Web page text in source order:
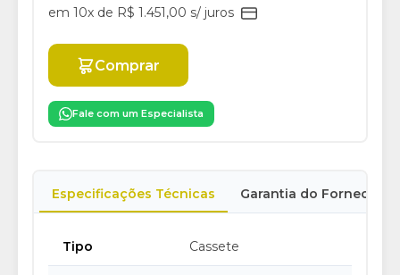
em 10x de R$ 1.451,00 s/ juros
Comprar
Fale com um Especialista
Especificações Técnicas Garantia do Fornecedor
Tipo Cassete